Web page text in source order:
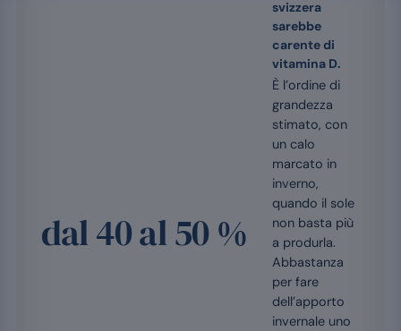
dal 40 al 50 %
svizzera
sarebbe
carente di
vitamina D.
È l’ordine di
grandezza
stimato, con
un calo
marcato in
inverno,
quando il sole
non basta più
a produrla.
Abbastanza
per fare
dell’apporto
invernale uno